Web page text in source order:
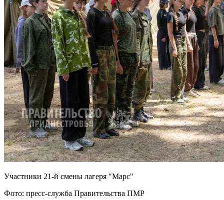
Участники 21-й смены лагеря "Марс"
Фото: пресс-служба Правительства ПМР